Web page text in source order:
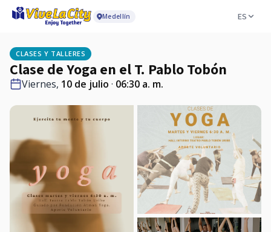
Medellín ES
CLASES Y TALLERES
Clase de Yoga en el T. Pablo Tobón
Viernes, 10 de julio · 06:30 a. m.